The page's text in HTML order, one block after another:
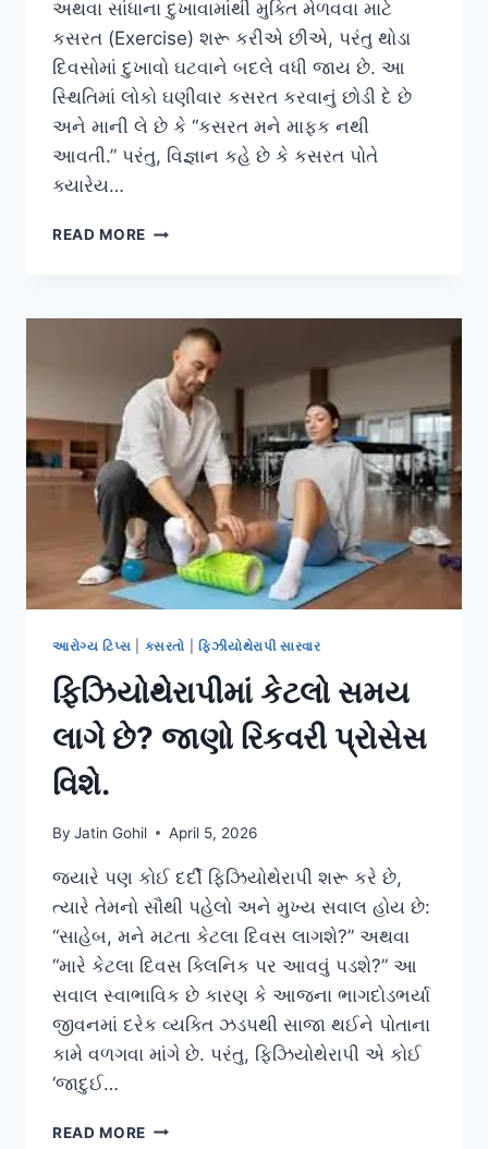
અથવા સાંધાના દુખાવામાંથી મુક્તિ મેળવવા માટે
કસરત (Exercise) શરૂ કરીએ છીએ, પરંતુ થોડા
દિવસોમાં દુખાવો ઘટવાને બદલે વધી જાય છે. આ
સ્થિતિમાં લોકો ઘણીવાર કસરત કરવાનું છોડી દે છે
અને માની લે છે કે “કસરત મને માફક નથી
આવતી.” પરંતુ, વિજ્ઞાન કહે છે કે કસરત પોતે
ક્યારેય…
READ MORE કસરત
કેમ
ખોટી
ટેકનિકના
પરિણામો.
આરોગ્ય ટિપ્સ કસરતો ફિઝીયોથેરાપી સારવાર
ફિઝિયોથેરાપીમાં કેટલો સમય
લાગે છે? જાણો રિકવરી પ્રોસેસ
વિશે.
By Jatin Gohil April 5, 2026
જ્યારે પણ કોઈ દર્દી ફિઝિયોથેરાપી શરૂ કરે છે,
ત્યારે તેમનો સૌથી પહેલો અને મુખ્ય સવાલ હોય છે:
“સાહેબ, મને મટતા કેટલા દિવસ લાગશે?” અથવા
“મારે કેટલા દિવસ ક્લિનિક પર આવવું પડશે?” આ
સવાલ સ્વાભાવિક છે કારણ કે આજના ભાગદોડભર્યા
જીવનમાં દરેક વ્યક્તિ ઝડપથી સાજા થઈને પોતાના
કામે વળગવા માંગે છે. પરંતુ, ફિઝિયોથેરાપી એ કોઈ
‘જાદુઈ…
READ MORE ફિઝિયોથેરાપીમાં